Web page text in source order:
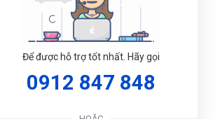
(Đánh giá 1 năm trước)
cách phục vụ tại đây
Để được hỗ trợ tốt nhất. Hãy gọi
0912 847 848